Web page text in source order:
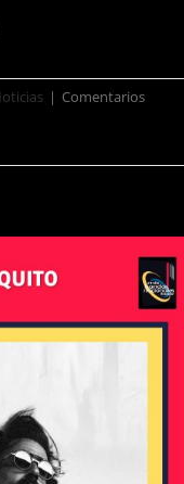
| Comentarios